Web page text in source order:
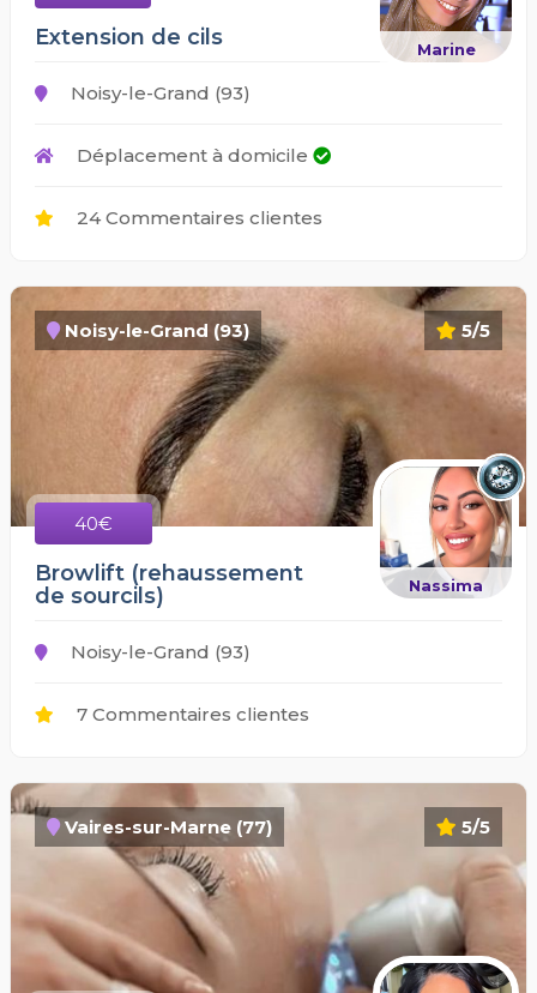
Marine
Extension de cils
Noisy-le-Grand (93)
Déplacement à domicile
24 Commentaires clientes
5/5
Noisy-le-Grand (93)
40€
Nassima
Browlift (rehaussement
de sourcils)
Noisy-le-Grand (93)
7 Commentaires clientes
5/5
Vaires-sur-Marne (77)